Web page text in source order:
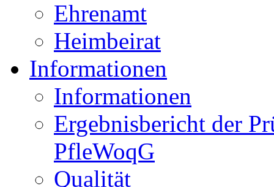
Ehrenamt
Heimbeirat
Informationen
Informationen
Ergebnisbericht der
PfleWoqG
Qualität